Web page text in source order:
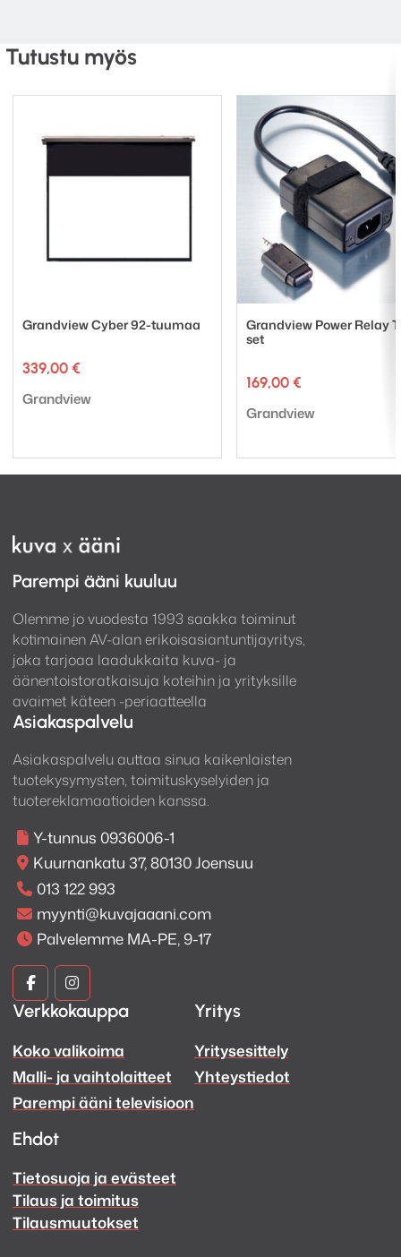
Grandview Cyber 180″ tuumaa
Tutustu myös
Grandview Cyber 92-tuumaa
339,00 €
Tuotemerkki:
Grandview
Grandview Power Relay
set
169,00 €
Tuotemerkki:
Grandview
Parempi ääni kuuluu
Olemme jo vuodesta 1993 saakka toiminut
kotimainen AV-alan erikoisasiantuntijayritys,
joka tarjoaa laadukkaita kuva- ja
äänentoistoratkaisuja koteihin ja yrityksille
avaimet käteen -periaatteella
Asiakaspalvelu
Asiakaspalvelu auttaa sinua kaikenlaisten
tuotekysymysten, toimituskyselyiden ja
tuotereklamaatioiden kanssa.
Y-tunnus 0936006-1
Kuurnankatu 37, 80130 Joensuu
013 122 993
myynti@kuvajaaani.com
Palvelemme MA-PE, 9-17
Kuva
ja
Ääni
Facebook
Kuva
ja
Ääni
Instagram
Verkkokauppa
Koko valikoima
Malli- ja vaihtolaitteet
Parempi ääni televisioon
Yritys
Yritysesittely
Yhteystiedot
Ehdot
Tietosuoja ja evästeet
Tilaus ja toimitus
Tilausmuutokset